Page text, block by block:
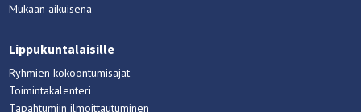
Mukaan aikuisena
Lippukuntalaisille
Ryhmien kokoontumisajat
Toimintakalenteri
Tapahtumiin ilmoittautuminen